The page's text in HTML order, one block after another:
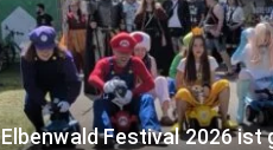
Elbenwald Festival 2026 ist